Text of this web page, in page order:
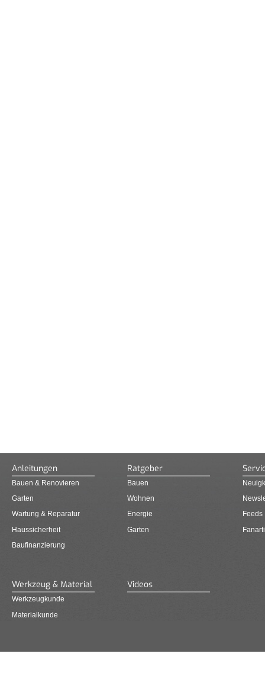
Anleitungen
Bauen & Renovieren
Garten
Wartung & Reparatur
Haussicherheit
Baufinanzierung
Ratgeber
Bauen
Wohnen
Energie
Garten
Feeds
Werkzeug & Material
Werkzeugkunde
Materialkunde
Videos